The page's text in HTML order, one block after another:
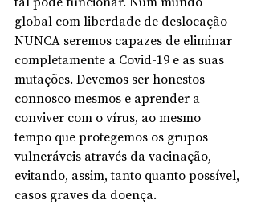
global com liberdade de deslocação
NUNCA seremos capazes de eliminar
completamente a Covid-19 e as suas
mutações. Devemos ser honestos
connosco mesmos e aprender a
conviver com o vírus, ao mesmo
tempo que protegemos os grupos
vulneráveis ​​através da vacinação,
evitando, assim, tanto quanto possível,
casos graves da doença.